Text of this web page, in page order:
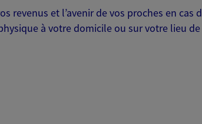
revenus et l’avenir de vos proches en cas
à votre domicile ou sur votre lieu